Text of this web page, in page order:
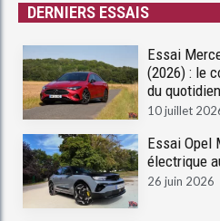
DERNIERS ESSAIS
Essai
(2026) : le
du quotidien
10 juillet
Essai Opel
électrique
26 juin 2026